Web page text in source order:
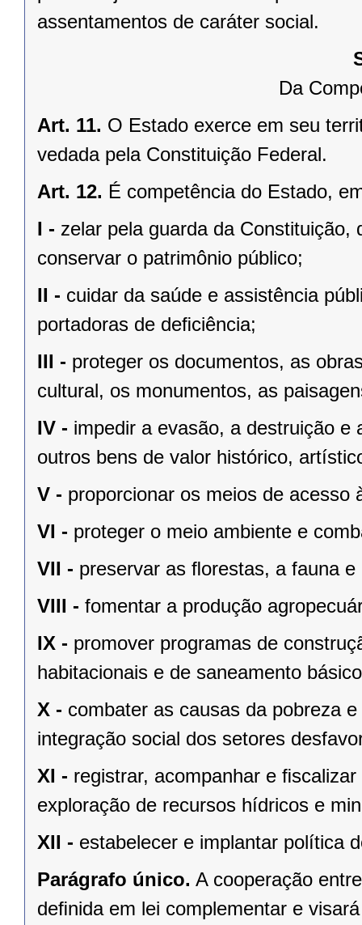
assentamentos de caráter social.
Da
Art. 11. O Estado exerce em seu
vedada pela Constituição Federal.
Art. 12. É competência do Estado,
I - zelar pela guarda da
conservar o patrimônio público;
II - cuidar da saúde e assistência
portadoras de deﬁciência;
III - proteger os documentos, as
cultural, os monumentos, as
IV - impedir a evasão, a destruição e
outros bens de valor histórico,
V - proporcionar os meios de acesso
VI - proteger o meio ambiente e
VII - preservar as ﬂorestas, a fauna e
VIII - fomentar a produção
IX - promover programas de
habitacionais e de saneamento
X - combater as causas da pobreza
integração social dos setores
XI - registrar, acompanhar e
exploração de recursos hídricos e
XII - estabelecer e implantar política
Parágrafo único. A cooperação
deﬁnida em lei complementar e